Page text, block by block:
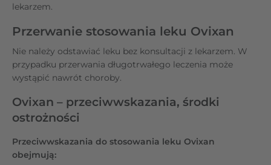
lekarzem.
Przerwanie stosowania leku Ovixan
Nie należy odstawiać leku bez konsultacji z lekarzem. W
przypadku przerwania długotrwałego leczenia może
wystąpić nawrót choroby.
Ovixan – przeciwwskazania, środki
ostrożności
Przeciwwskazania do stosowania leku Ovixan
obejmują: